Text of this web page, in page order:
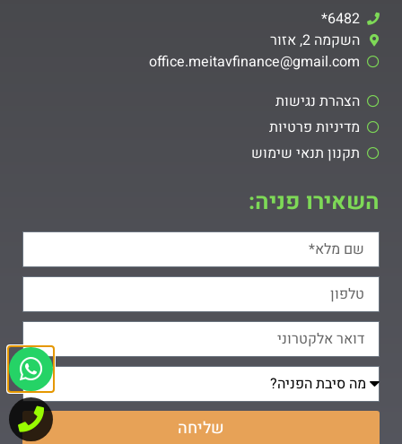
6482*
השקמה 2, אזור
office.meitavfinance@gmail.com​
הצהרת נגישות
מדיניות פרטיות
תקנון תנאי שימוש
השאירו פניה:
שליחה